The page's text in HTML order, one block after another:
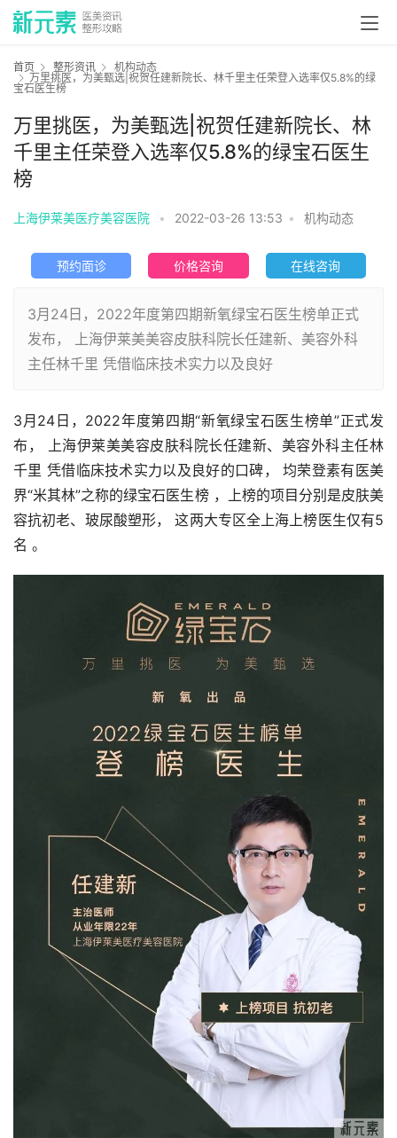
首页 整形资讯
机构动态
万里挑医，为美甄选|祝贺任建新院长、林千里主任荣登入选率仅5.8%的绿
宝石医生榜
万里挑医，为美甄选|祝贺任建新院长、林
千里主任荣登入选率仅5.8%的绿宝石医生
榜
上海伊莱美医疗美容医院 • 2022-03-26 13:53 • 机构动态
预约面诊 价格咨询 在线咨询
3月24日，2022年度第四期新氧绿宝石医生榜单正式
发布， 上海伊莱美美容皮肤科院长任建新、美容外科
主任林千里 凭借临床技术实力以及良好
3月24日，2022年度第四期“新氧绿宝石医生榜单”正式发
布， 上海伊莱美美容皮肤科院长任建新、美容外科主任林
千里 凭借临床技术实力以及良好的口碑， 均荣登素有医美
界“米其林”之称的绿宝石医生榜 ，上榜的项目分别是皮肤美
容抗初老、玻尿酸塑形， 这两大专区全上海上榜医生仅有5
名 。